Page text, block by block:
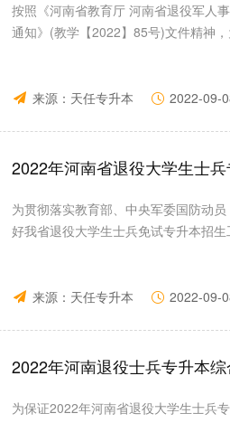
按照《河南省教育厅 河南省退役军人
通知》(教学【2022】85号)文件精神
来源： 天任专升本 2022-09-
2022年河南省退役大学生士
为贯彻落实教育部、中央军委国防动
好我省退役大学生士兵免试专升本招生
来源： 天任专升本 2022-09-
2022年河南退役士兵专升本
为保证2022年河南省退役大学生士兵